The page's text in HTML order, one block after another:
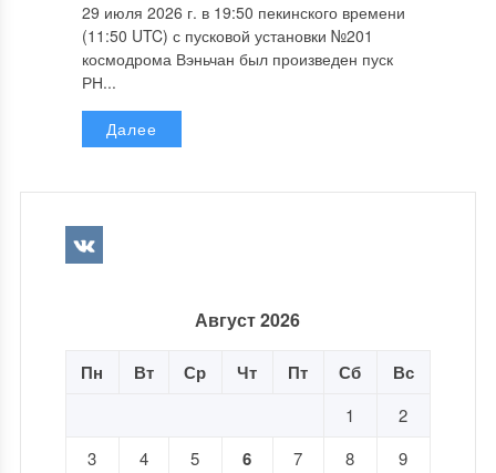
29 июля 2026 г. в 19:50 пекинского времени
(11:50 UTC) с пусковой установки №201
космодрома Вэньчан был произведен пуск
РН...
Далее
Август 2026
Пн Вт Ср Чт Пт Сб Вс
1
2
3
4 5 6 7 8
9